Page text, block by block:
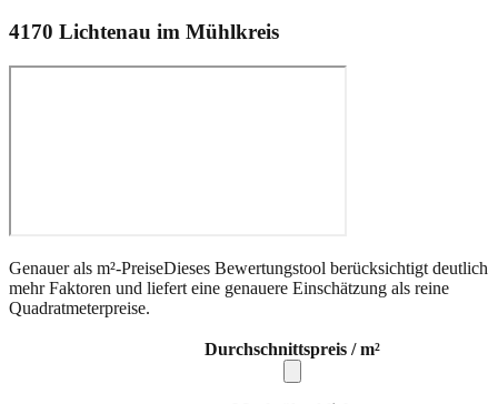
4170 Lichtenau im Mühlkreis
Genauer als m²-PreiseDieses Bewertungstool berücksichtigt deutlich
mehr Faktoren und liefert eine genauere Einschätzung als reine
Quadratmeterpreise.
Durchschnittspreis / m²